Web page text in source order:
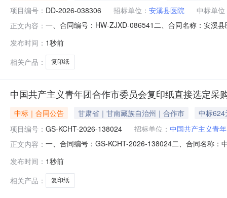
项目编号： DD-2026-038306 招标单位： 安溪县医院
中标单位
正文内容： 一、合同编号：HW-ZJXD-086541二、合同名称：安溪
系方式：13905088906六、合同主要信息主要标的名称
发布时间： 1秒前
相关产品：
复印纸
中国共产主义青年团合作市委员会复印纸直接选定采
中标｜合同公告 甘肃省｜甘南藏族自治州｜合作市
中标624
项目编号： GS-KCHT-2026-138024 招标单位： 中国共产主义青
正文内容： 一、合同编号：GS-KCHT-2026-138024二、合同名称
南誉禾办公服务有限责任公司地址：甘肃省甘南藏族自
发布时间： 1秒前
相关产品：
复印纸